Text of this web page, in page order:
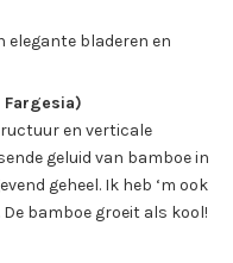
elegante bladeren en
Fargesia)
en verticale
geluid van bamboe in
geheel. Ik heb ‘m ook
bamboe groeit als kool!